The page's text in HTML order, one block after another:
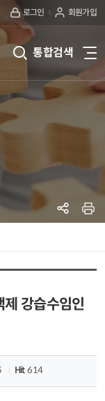
로그인 회원가입
통합검색
전
메
뉴
SNS공
프
강습수임인
Hit 614